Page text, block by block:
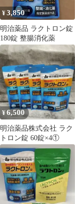
¥3,850
明治薬品 ラクトロン錠
180錠 整腸消化薬
¥6,500
明治薬品株式会社 ラク
トロン錠 60錠×4①